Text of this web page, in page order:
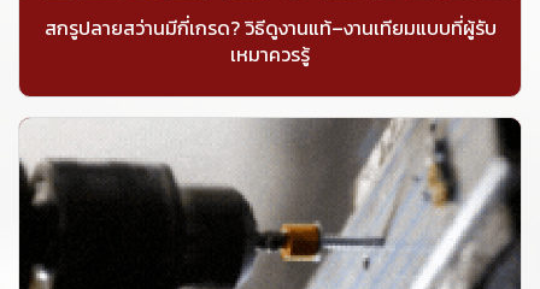
สกรูปลายสว่านมีกี่เกรด? วิธีดูงานแท้–งานเทียมแบบที่ผู้รับ
เหมาควรรู้